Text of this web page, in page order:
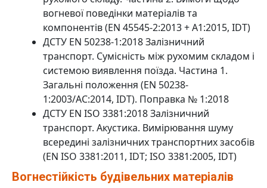
вогневої поведінки матеріалів та
компонентів (EN 45545-2:2013 + A1:2015, IDT)
ДСТУ EN 50238-1:2018 Залізничний
транспорт. Сумісність між рухомим складом і
системою виявлення поїзда. Частина 1.
Загальні положення (EN 50238-
1:2003/AC:2014, IDT). Поправка № 1:2018
ДСТУ EN ISO 3381:2018 Залізничний
транспорт. Акустика. Вимірювання шуму
всередині залізничних транспортних засобів
(EN ISO 3381:2011, IDT; ISO 3381:2005, IDT)
Вогнестійкість будівельних матеріалів